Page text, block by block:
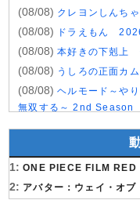
(08/08) クレヨンしんち
(08/08) ドラえもん
(08/08)本好きの下剋上
(08/08) うしろの正面カ
(08/08)ヘルモード～や
無双する～ 2nd
(08/08)晩酌の流儀５
探偵のままで
(07/08)ストレンジ-伊藤
(07/08)逃げ上手の若君
1: ONE PIECE FILM RED
2: アバター：ウェイ・オブ